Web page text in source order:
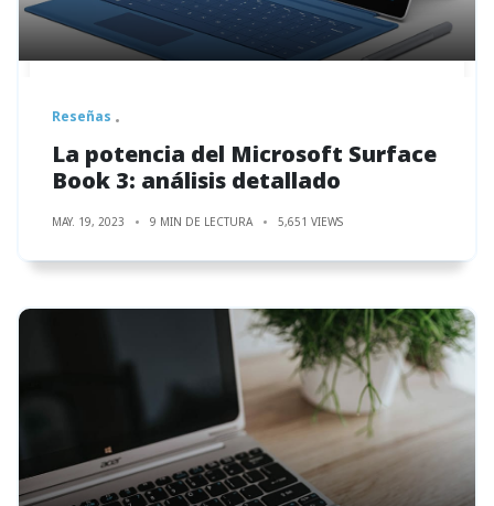
Reseñas
La potencia del Microsoft Surface
Book 3: análisis detallado
MAY. 19, 2023 9 MIN DE LECTURA 5,651 VIEWS